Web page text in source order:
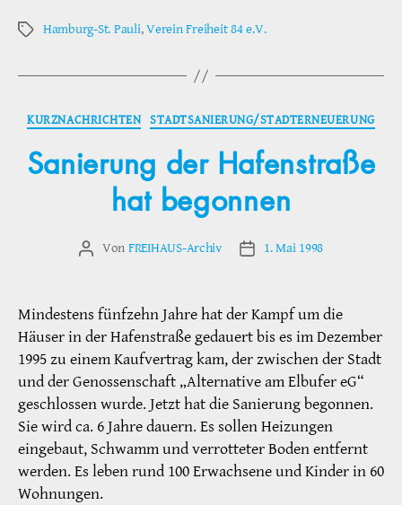
Schlagwörter
Hamburg-St. Pauli,Verein Freiheit 84 e.V.
Kategorien
KURZNACHRICHTEN STADTSANIERUNG/STADTERNEUERUNG
Sanierung der Hafenstraße
hat begonnen
Beitragsautor
Von FREIHAUS-Archiv Veröffentlichungsdatum
1. Mai 1998
Mindestens fünfzehn Jahre hat der Kampf um die
Häuser in der Hafenstraße gedauert bis es im Dezember
1995 zu einem Kaufvertrag kam, der zwischen der Stadt
und der Genossenschaft „Alternative am Elbufer eG“
geschlossen wurde. Jetzt hat die Sanierung begonnen.
Sie wird ca. 6 Jahre dauern. Es sollen Heizungen
eingebaut, Schwamm und verrotteter Boden entfernt
werden. Es leben rund 100 Erwachsene und Kinder in 60
Wohnungen.